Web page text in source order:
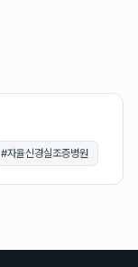
#자율신경실조증병원